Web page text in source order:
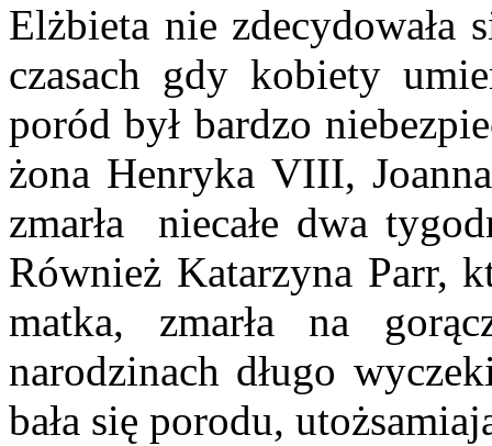
Elżbieta nie zdecydowała
czasach gdy kobiety
poród był bardzo
żona Henryka VIII,
zmarła niecałe dwa
Również Katarzyna Parr,
matka, zmarła na
narodzinach długo
bała się porodu,